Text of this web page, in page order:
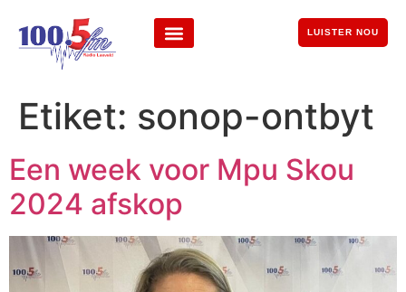
LUISTER NOU
Etiket: sonop-ontbyt
Een week voor Mpu Skou
2024 afskop